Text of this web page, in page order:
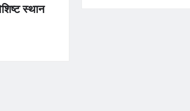
स्थान